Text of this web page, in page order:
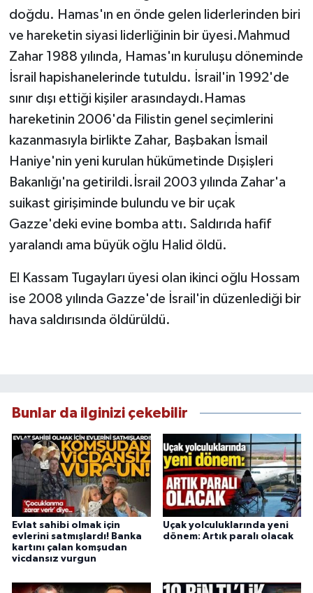
doğdu. Hamas'ın en önde gelen liderlerinden biri
ve hareketin siyasi liderliğinin bir üyesi.Mahmud
Zahar 1988 yılında, Hamas'ın kuruluşu döneminde
İsrail hapishanelerinde tutuldu. İsrail'in 1992'de
sınır dışı ettiği kişiler arasındaydı.Hamas
hareketinin 2006'da Filistin genel seçimlerini
kazanmasıyla birlikte Zahar, Başbakan İsmail
Haniye'nin yeni kurulan hükümetinde Dışişleri
Bakanlığı'na getirildi.İsrail 2003 yılında Zahar'a
suikast girişiminde bulundu ve bir uçak
Gazze'deki evine bomba attı. Saldırıda hafif
yaralandı ama büyük oğlu Halid öldü.
El Kassam Tugayları üyesi olan ikinci oğlu Hossam
ise 2008 yılında Gazze'de İsrail'in düzenlediği bir
hava saldırısında öldürüldü.
Bunlar da ilginizi çekebilir
Evlat sahibi olmak için
evlerini satmışlardı! Banka
kartını çalan komşudan
vicdansız vurgun
Uçak yolculuklarında yeni
dönem: Artık paralı olacak